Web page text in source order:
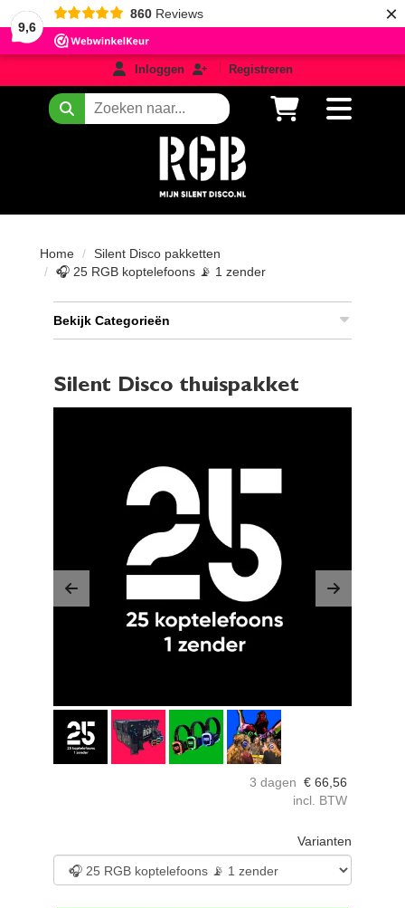
9,6
860 Reviews ×
login
Inloggen registreren
Registreren
Zoeken
Home
Silent Disco pakketten
🎧 25 RGB koptelefoons 📡 1 zender
Bekijk Categorieën
Silent Disco thuispakket
Previous Next
3 dagen € 66,56
incl. BTW
Varianten